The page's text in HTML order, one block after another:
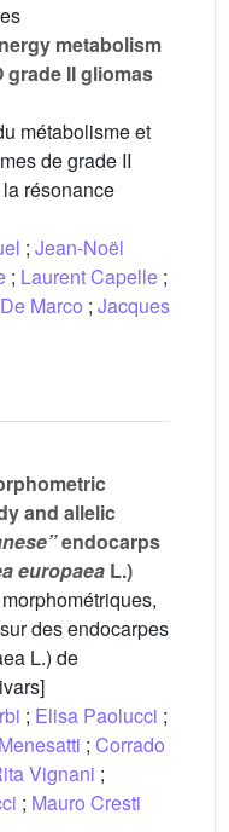
metabolism
grade II gliomas
métabolisme et
de grade II
résonance
; Jean-Noël
; Laurent Capelle ;
Marco ; Jacques
and allelic
endocarps
europaea L.)
des endocarpes
L.) de
; Elisa Paolucci ;
; Corrado
Vignani ;
; Mauro Cresti